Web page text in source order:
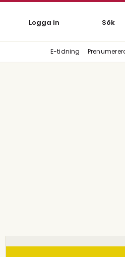
Logga in Sök
E-tidning